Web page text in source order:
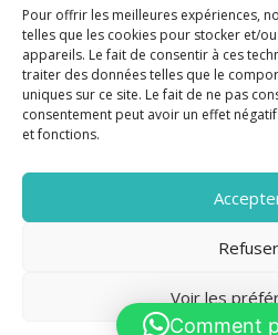
Pour offrir les meilleures expériences,
telles que les cookies pour stocker et/
appareils. Le fait de consentir à ces
traiter des données telles que le
uniques sur ce site. Le fait de ne pas
consentement peut avoir un effet
et fonctions.
Refuser
Voir les
TERRASSE PARKING
350 000 €
2020-2023 Riviera Immo - Tous
Comment